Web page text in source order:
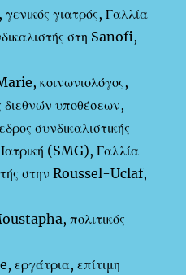
γιατρός, Γαλλία
στη Sanofi,
κοινωνιολόγος,
διεθνών υποθέσεων,
συνδικαλιστικής
(SMG), Γαλλία
στην Roussel-Uclaf,
πολιτικός
επίτιμη